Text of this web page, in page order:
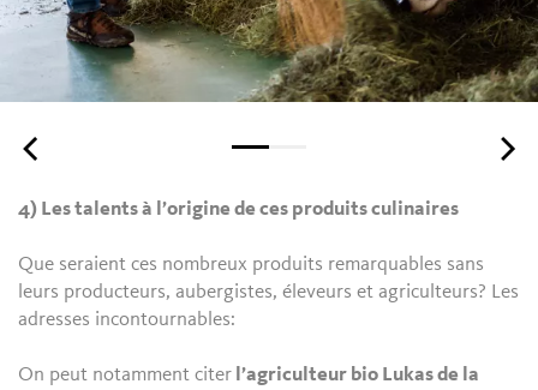
4) Les talents à l’origine de ces produits culinaires
Que seraient ces nombreux produits remarquables sans
leurs producteurs, aubergistes, éleveurs et agriculteurs? Les
adresses incontournables:
On peut notamment citer l’agriculteur bio Lukas de la